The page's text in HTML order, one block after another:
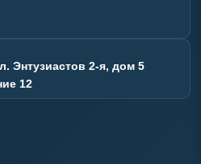
Энтузиастов 2-я, дом 5
12